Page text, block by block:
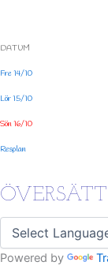
DATUM
Fre 14/10
Lör 15/10
Sön 16/10
Resplan
ÖVERSÄTT
Powered by